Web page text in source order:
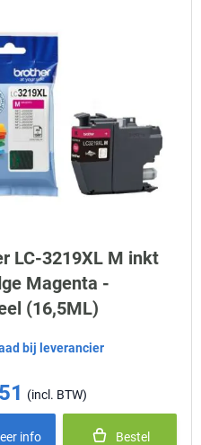
LC-3219XL M inkt
Magenta -
(16,5ML)
bij leverancier
info Bestel